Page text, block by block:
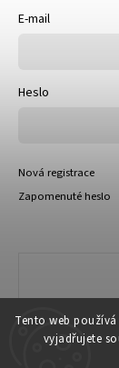
Tento web
vyjadřujete
E-mail
Heslo
Nová registrace
Zapomenuté heslo